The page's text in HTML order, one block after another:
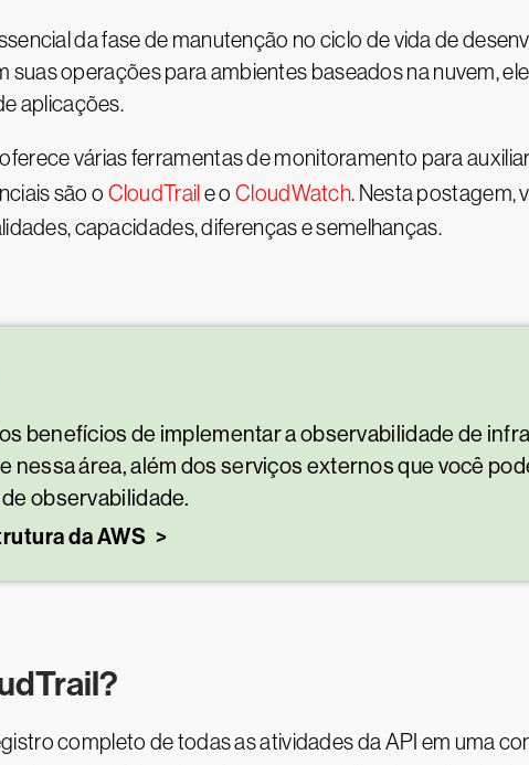
da fase de manutenção no ciclo de vida de
suas operações para ambientes baseados na nuvem,
aplicações.
várias ferramentas de monitoramento para
são o CloudTrail e oCloudWatch. Nesta postagem,
capacidades, diferenças e semelhanças.
benefícios de implementar a observabilidade de
nessa área, além dos serviços externos que você
observabilidade.
da AWS
completo de todas as atividades da API em uma